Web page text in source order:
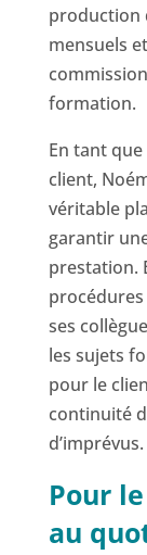
production
mensuels
formation.
En tant
client,
véritable
garantir
prestation.
procédures
ses
les sujets
pour le
continuité
d’imprévus.
Pour
au